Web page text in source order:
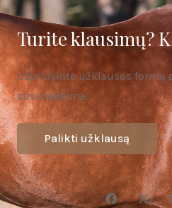
Turite klausimų?
Užpildykite užklausos formą
susisieksime.
Palikti užklausą